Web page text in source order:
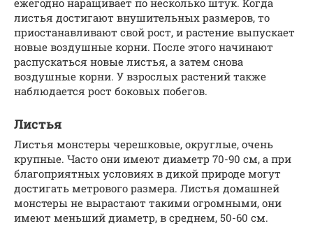
ежегодно наращивает по несколько штук. Когда
листья достигают внушительных размеров, то
приостанавливают свой рост, и растение выпускает
новые воздушные корни. После этого начинают
распускаться новые листья, а затем снова
воздушные корни. У взрослых растений также
наблюдается рост боковых побегов.
Листья
Листья монстеры черешковые, округлые, очень
крупные. Часто они имеют диаметр 70-90 см, а при
благоприятных условиях в дикой природе могут
достигать метрового размера. Листья домашней
монстеры не вырастают такими огромными, они
имеют меньший диаметр, в среднем, 50-60 см.